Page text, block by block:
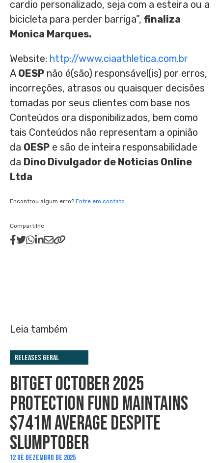
cardio personalizado, seja com a esteira ou a
bicicleta para perder barriga”, finaliza
Monica Marques.
Website: http://www.ciaathletica.com.br
A OESP não é(são) responsável(is) por erros,
incorreções, atrasos ou quaisquer decisões
tomadas por seus clientes com base nos
Conteúdos ora disponibilizados, bem como
tais Conteúdos não representam a opinião
da OESP e são de inteira responsabilidade
da Dino Divulgador de Noticias Online
Ltda
Encontrou algum erro? Entre em contato
Compartilhe
Leia também
Releases Geral
BITGET OCTOBER 2025
PROTECTION FUND MAINTAINS
$741M AVERAGE DESPITE
SLUMPTOBER
12 DE DEZEMBRO DE 2025